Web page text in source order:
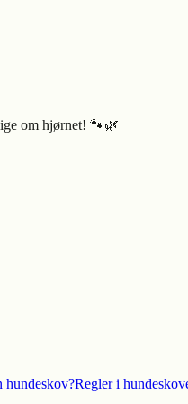
om hjørnet! 🐾🌿
hundeskov?Regler i